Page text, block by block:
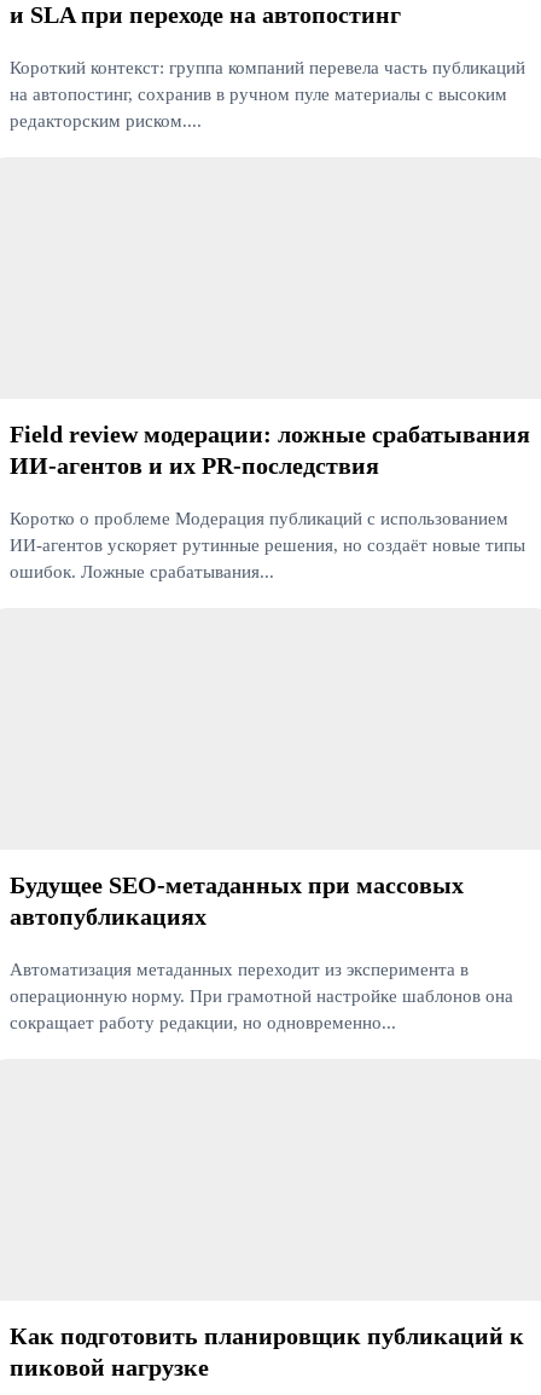
и SLA при переходе на автопостинг
Короткий контекст: группа компаний перевела часть публикаций
на автопостинг, сохранив в ручном пуле материалы с высоким
редакторским риском....
Field review модерации: ложные срабатывания
ИИ‑агентов и их PR‑последствия
Коротко о проблеме Модерация публикаций с использованием
ИИ‑агентов ускоряет рутинные решения, но создаёт новые типы
ошибок. Ложные срабатывания...
Будущее SEO‑метаданных при массовых
автопубликациях
Автоматизация метаданных переходит из эксперимента в
операционную норму. При грамотной настройке шаблонов она
сокращает работу редакции, но одновременно...
Как подготовить планировщик публикаций к
пиковой нагрузке